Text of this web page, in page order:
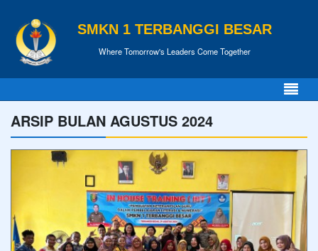
SMKN 1 TERBANGGI BESAR
Where Tomorrow's Leaders Come Together
ARSIP BULAN AGUSTUS 2024